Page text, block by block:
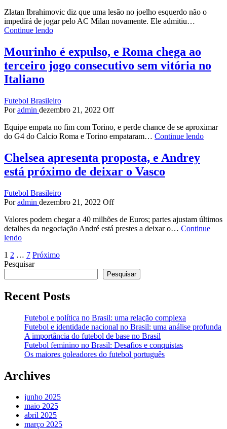
Zlatan Ibrahimovic diz que uma lesão no joelho esquerdo não o
impedirá de jogar pelo AC Milan novamente. Ele admitiu…
Continue lendo
Mourinho é expulso, e Roma chega ao
terceiro jogo consecutivo sem vitória no
Italiano
Futebol Brasileiro
Por admin dezembro 21, 2022 Off
Equipe empata no fim com Torino, e perde chance de se aproximar
do G4 do Calcio Roma e Torino empataram… Continue lendo
Chelsea apresenta proposta, e Andrey
está próximo de deixar o Vasco
Futebol Brasileiro
Por admin dezembro 21, 2022 Off
Valores podem chegar a 40 milhões de Euros; partes ajustam últimos
detalhes da negociação André está prestes a deixar o… Continue
lendo
Paginação
de
posts
1 2 … 7 Próximo
Pesquisar
Pesquisar
Recent Posts
Futebol e política no Brasil: uma relação complexa
Futebol e identidade nacional no Brasil: uma análise profunda
A importância do futebol de base no Brasil
Futebol feminino no Brasil: Desafios e conquistas
Os maiores goleadores do futebol português
Archives
junho 2025
maio 2025
abril 2025
março 2025